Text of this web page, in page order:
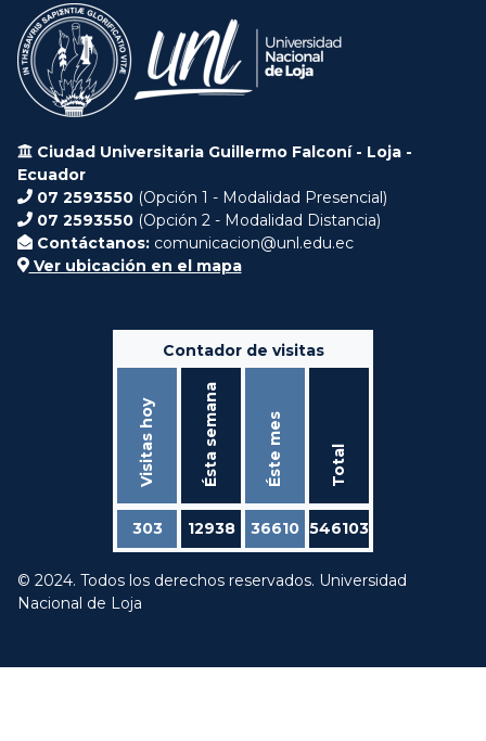
Ciudad Universitaria Guillermo Falconí - Loja -
Ecuador
07 2593550 (Opción 1 - Modalidad Presencial)
07 2593550 (Opción 2 - Modalidad Distancia)
Contáctanos: comunicacion@unl.edu.ec
Ver ubicación en el mapa
Contador de visitas
Visitas hoy Ésta semana Éste mes Total
303 12938 36610 546103
© 2024. Todos los derechos reservados. Universidad
Nacional de Loja